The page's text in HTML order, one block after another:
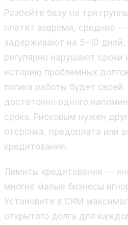
Разбейте базу на три
платят вовремя, средние —
задерживают на 5–10
регулярно нарушают
историю проблемных
логика работы будет
достаточно одного
срока. Рисковым нужен
отсрочка, предоплата или
кредитования.
Лимиты кредитования —
многие малые бизнесы
Установите в CRM
открытого долга для